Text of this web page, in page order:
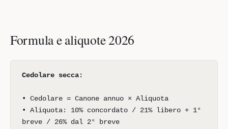
Formula e aliquote 2026
Cedolare secca:
• Cedolare = Canone annuo × Aliquota
• Aliquota: 10% concordato / 21% libero + 1°
breve / 26% dal 2° breve